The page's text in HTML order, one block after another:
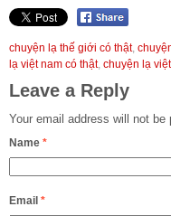
chuyện lạ thế giới có thật,
lạ việt nam có thật, chuyện lạ
Leave a Reply
Your email address will not be
Name *
Email *